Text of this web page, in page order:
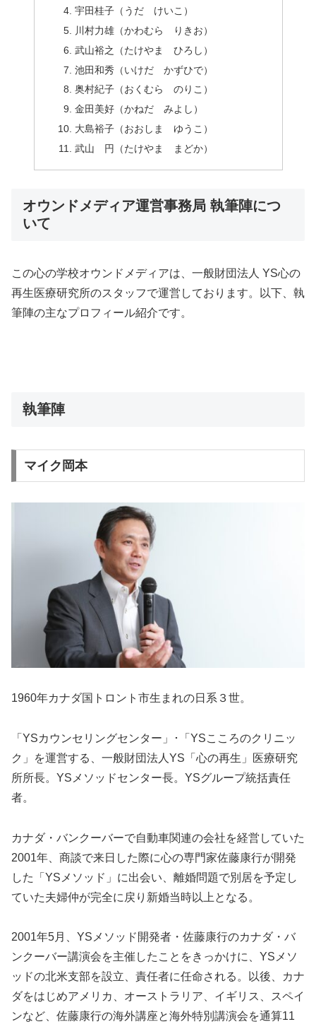
宇田桂子（うだ けいこ）
川村力雄（かわむら りきお）
武山裕之（たけやま ひろし）
池田和秀（いけだ かずひで）
奥村紀子（おくむら のりこ）
金田美好（かねだ みよし）
大島裕子（おおしま ゆうこ）
武山 円（たけやま まどか）
オウンドメディア運営事務局 執筆陣につ
いて
この心の学校オウンドメディアは、一般財団法人 YS心の
再生医療研究所のスタッフで運営しております。以下、執
筆陣の主なプロフィール紹介です。
執筆陣
マイク岡本
1960年カナダ国トロント市生まれの日系３世。
「YSカウンセリングセンター」･「YSこころのクリニッ
ク」を運営する、一般財団法人YS「心の再生」医療研究
所所長。YSメソッドセンター長。YSグループ統括責任
者。
カナダ・バンクーバーで自動車関連の会社を経営していた
2001年、商談で来日した際に心の専門家佐藤康行が開発
した「YSメソッド」に出会い、離婚問題で別居を予定し
ていた夫婦仲が完全に戻り新婚当時以上となる。
2001年5月、YSメソッド開発者・佐藤康行のカナダ・バ
ンクーバー講演会を主催したことをきっかけに、YSメソ
ッドの北米支部を設立、責任者に任命される。以後、カナ
ダをはじめアメリカ、オーストラリア、イギリス、スペイ
ンなど、佐藤康行の海外講座と海外特別講演会を通算11